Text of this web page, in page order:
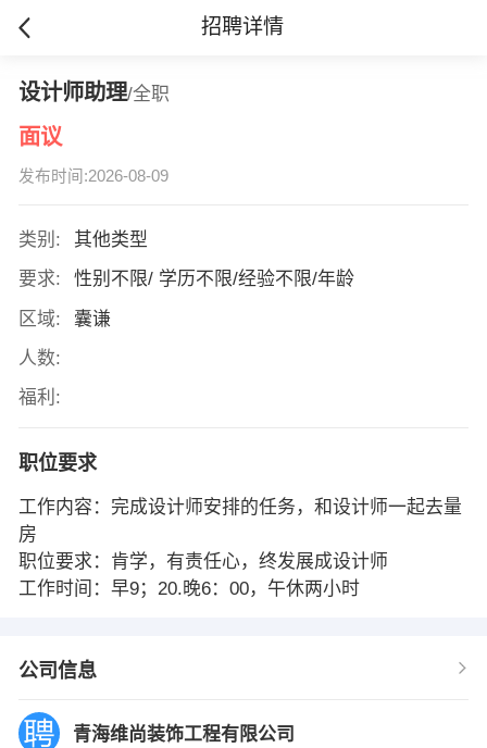
招聘详情
设计师助理/全职
面议
发布时间:2026-08-09
类别:
其他类型
要求:
性别不限/ 学历不限/经验不限/年龄
区域:
囊谦
人数:
福利:
职位要求
工作内容：完成设计师安排的任务，和设计师一起去量
房
职位要求：肯学，有责任心，终发展成设计师
工作时间：早9；20.晚6：00，午休两小时
公司信息
青海维尚装饰工程有限公司